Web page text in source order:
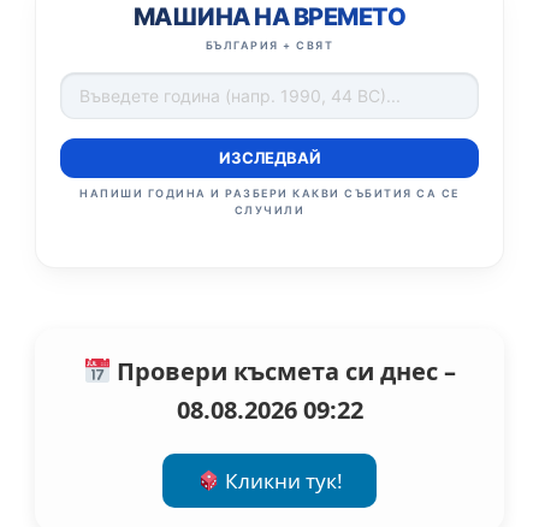
МАШИНА НА ВРЕМЕТО
БЪЛГАРИЯ + СВЯТ
ИЗСЛЕДВАЙ
НАПИШИ ГОДИНА И РАЗБЕРИ КАКВИ СЪБИТИЯ СА СЕ
СЛУЧИЛИ
Провери късмета си днес –
08.08.2026 09:22
Кликни тук!